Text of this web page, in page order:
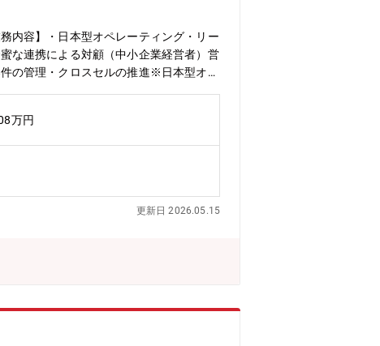
内容】・日本型オペレーティング・リー
な連携による対顧（中小企業経営者）営
の管理・クロスセルの推進※日本型オペ
環境が整っております。【配属部署】盛
1口１千万円のため、お客様から高額の
オペレーティング・リースというスキー
していない為、ご自身で戦略を考えなが
クライフバランスを重視／男女ともに働
整していくことで、充実したワーキン
率100％を達成【メディア特集】 ★You
万円
更新日 2026.05.15